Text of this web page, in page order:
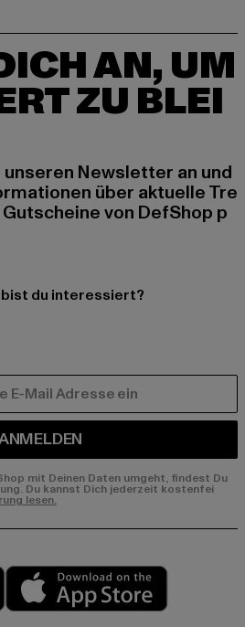
AN, UM
ZU BLEI
Newsletter an und
über aktuelle Tre
von DefShop p
du interessiert?
mit Deinen Daten umgeht, findest Du
Du kannst Dich jederzeit kostenfei
lesen.
Play market